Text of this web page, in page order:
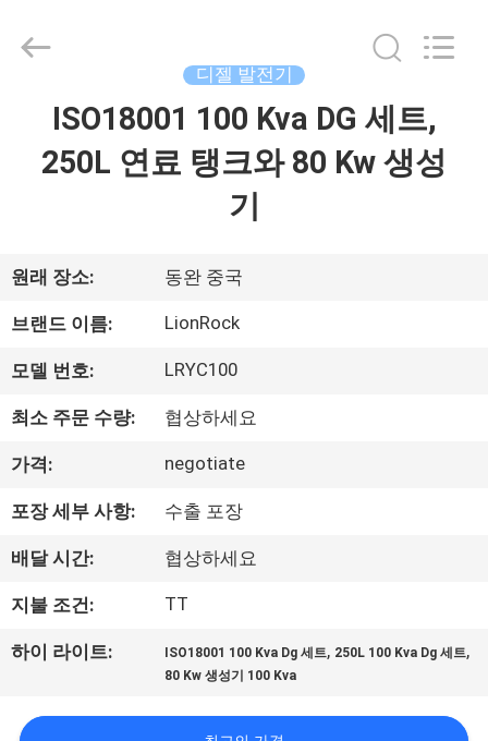
회
사
소
공
장
견
학
품
Copyright
Reserved.
디젤 발전기
ISO18001 100 Kva DG 세트,
250L 연료 탱크와 80 Kw 생성
기
원래 장소: 동완 중국
브랜드 이름: LionRock
모델 번호: LRYC100
최소 주문 수량: 협상하세요
가격: negotiate
포장 세부 사항: 수출 포장
배달 시간: 협상하세요
지불 조건: TT
하이 라이트: ISO18001 100 Kva Dg 세트, 250L 100 Kva Dg 세트,
80 Kw 생성기 100 Kva